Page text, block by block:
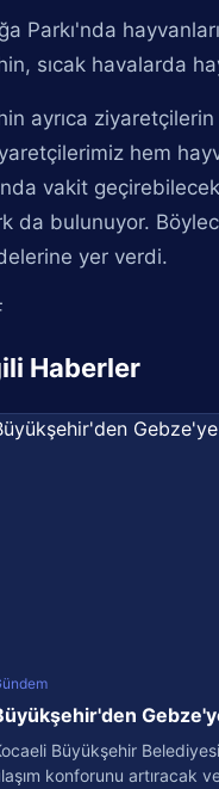
Parkı'nda
sıcak havalarda
ayrıca
hem
vakit
da bulunuyor.
yer verdi.
Haberler
Büyükşehir
konforunu artıracak